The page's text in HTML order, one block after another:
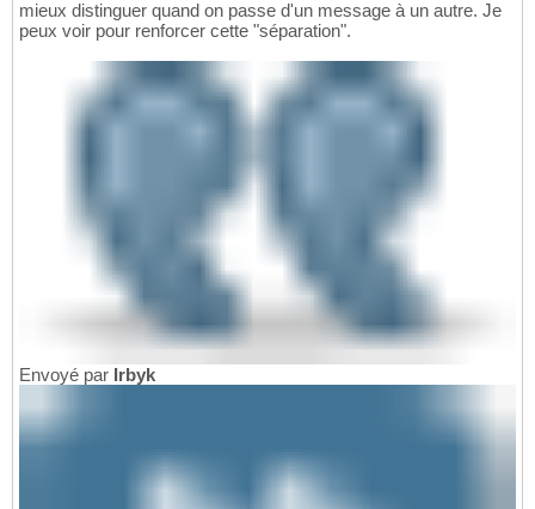
mieux distinguer quand on passe d'un message à un autre. Je
peux voir pour renforcer cette "séparation".
Envoyé par Irbyk